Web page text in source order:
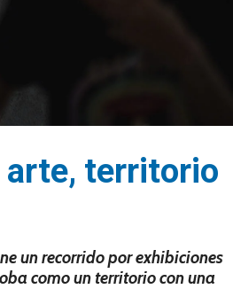
arte, territorio
un recorrido por exhibiciones
como un territorio con una